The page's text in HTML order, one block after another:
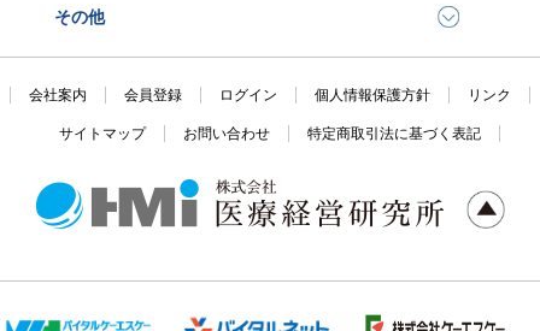
その他
会社案内 会員登録 ログイン 個人情報保護方針 リンク
サイトマップ お問い合わせ 特定商取引法に基づく表記